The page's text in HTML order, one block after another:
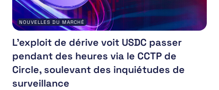
NOUVELLES DU MARCHÉ
L’exploit de dérive voit USDC passer
pendant des heures via le CCTP de
Circle, soulevant des inquiétudes de
surveillance